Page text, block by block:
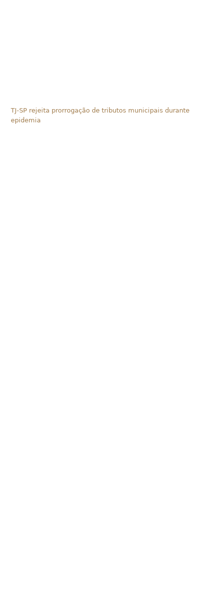
TJ-SP rejeita prorrogação de tributos municipais durante
epidemia